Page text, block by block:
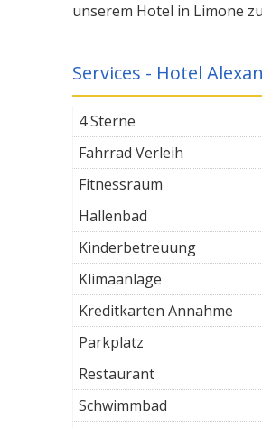
unserem Hotel in Limone
Services - Hotel
4 Sterne
Fahrrad Verleih
Fitnessraum
Hallenbad
Kinderbetreuung
Klimaanlage
Kreditkarten Annahme
Parkplatz
Restaurant
Schwimmbad